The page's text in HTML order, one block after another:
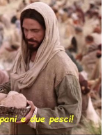
BACK
BACK
BACK